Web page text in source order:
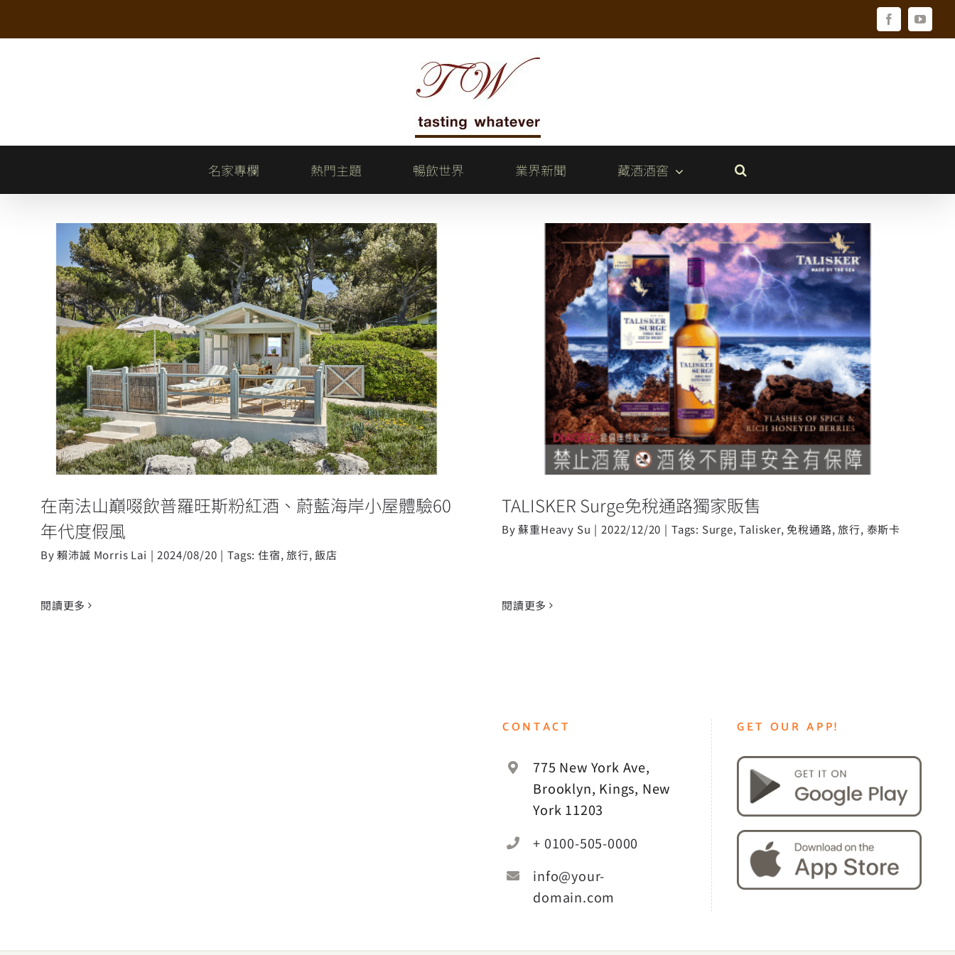
to
Facebook
名家專欄 熱門主題 暢飲世界 業界新聞 藏酒酒窖
在南法山巔啜飲普羅旺斯粉紅酒、蔚藍海岸小屋體
驗60年代度假風
在南法山巔啜飲普羅旺斯粉紅酒、蔚藍海岸小屋體驗60
年代度假風
By賴沛誠 Morris Lai | 2024/08/20 | Tags:住宿,旅行,飯店
閱讀更多
TALISKER Surge免稅通路獨家販售
TALISKER Surge免稅通路獨家販售
By蘇重Heavy Su | 2022/12/20 | Tags: Surge,Talisker, 免稅通路,旅行, 泰斯卡
閱讀更多
CONTACT
775 New York Ave,
Brooklyn, Kings, New
York 11203
+ 0100-505-0000
info@your-
domain.com
GET OUR APP!